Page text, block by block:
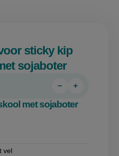
sticky kip
sojaboter
Persoon
−
Persoon
+
met sojaboter
vel